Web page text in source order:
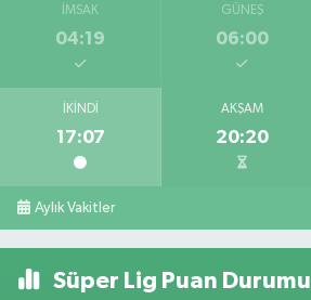
İMSAK
04:19
GÜNEŞ
06:00
İKINDI
17:07
AKŞAM
20:20
Aylık Vakitler
Süper Lig Puan Durumu